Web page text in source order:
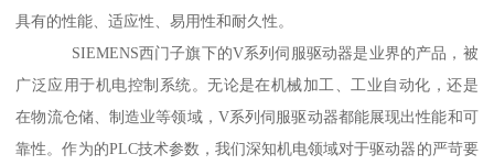
具有的性能、适应性、易用性和耐久性。
SIEMENS西门子旗下的V系列伺服驱动器是业界的产品，被
广泛应用于机电控制系统。无论是在机械加工、工业自动化，还是
在物流仓储、制造业等领域，V系列伺服驱动器都能展现出性能和可
靠性。作为的PLC技术参数，我们深知机电领域对于驱动器的严苛要